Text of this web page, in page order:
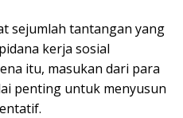
sejumlah tantangan yang
kerja sosial
itu, masukan dari para
penting untuk menyusun